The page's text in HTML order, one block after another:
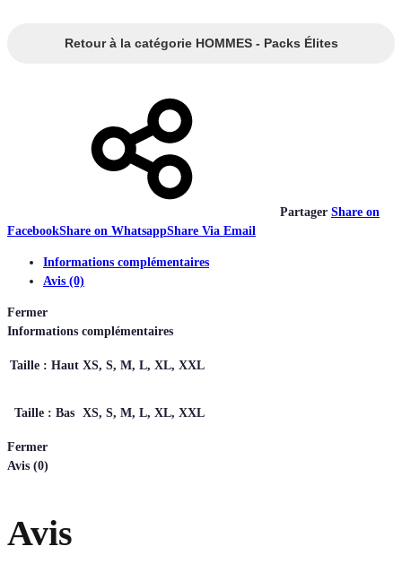
Retour à la catégorie HOMMES - Packs Élites
Partager Share on
FacebookShare on WhatsappShare Via Email
Informations complémentaires
Avis (0)
Fermer
Informations complémentaires
Taille : Haut XS, S, M, L, XL, XXL
Taille : Bas XS, S, M, L, XL, XXL
Fermer
Avis (0)
Avis